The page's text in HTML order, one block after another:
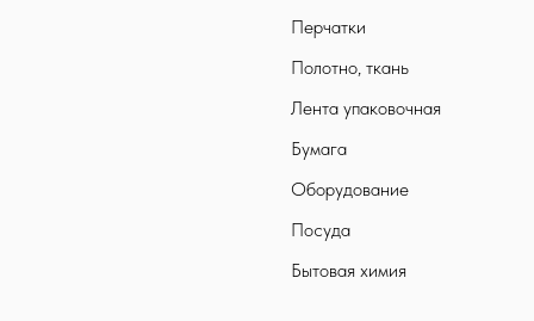
Перчатки
Полотно, ткань
Лента упаковочная
Бумага
Оборудование
Посуда
Бытовая химия